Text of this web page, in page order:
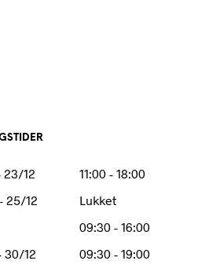
23/12
11:00 - 18:00
25/12
Lukket
09:30 - 16:00
30/12
09:30 - 19:00